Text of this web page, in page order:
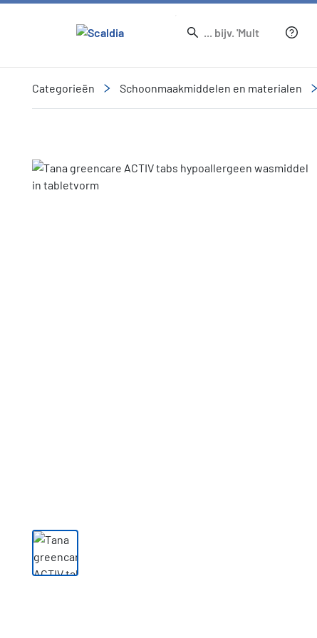
Categorieën Schoonmaakmiddelen en materialen
Slide 1 of 1